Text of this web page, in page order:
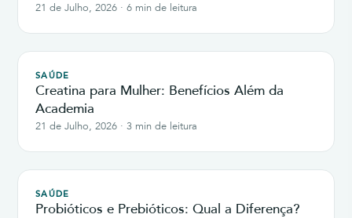
21 de Julho, 2026 · 6 min de leitura
SAÚDE
Creatina para Mulher: Benefícios Além da
Academia
21 de Julho, 2026 · 3 min de leitura
SAÚDE
Probióticos e Prebióticos: Qual a Diferença?